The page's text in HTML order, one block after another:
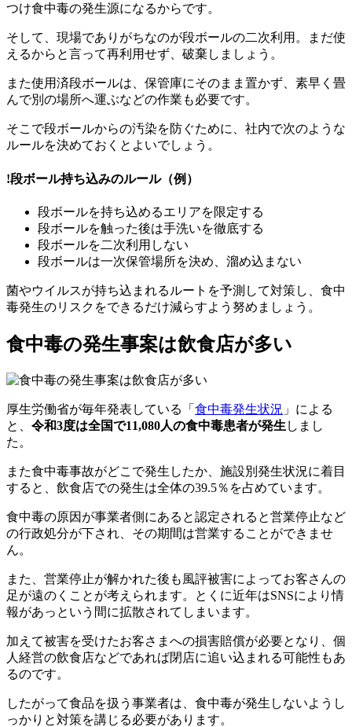
つけ食中毒の発生源になるからです。
そして、現場でありがちなのが段ボールの二次利用。
まだ使
えるからと言って再利用せず、破棄しましょう。
また使用済段ボールは、保管庫にそのまま置かず、素早く畳
んで別の場所へ運ぶなどの作業も必要です。
そこで段ボールからの汚染を防ぐために、社内で次のような
ルールを決めておくとよいでしょう。
!段ボール持ち込みのルール（例）
段ボールを持ち込めるエリアを限定する
段ボールを触った後は手洗いを徹底する
段ボールを二次利用しない
段ボールは一次保管場所を決め、溜め込まない
菌やウイルスが持ち込まれるルートを予測して対策し、食中
毒発生のリスクをできるだけ減らすよう努めましょう。
食中毒の発生事案は飲食店が多い
厚生労働省が毎年発表している「 食中毒発生状況 」による
と、 令和3度は全国で11,080人の食中毒患者が発生 しまし
た。
また食中毒事故がどこで発生したか、施設別発生状況に着目
すると、 飲食店での発生は全体の39.5％ を占めています。
食中毒の原因が事業者側にあると認定されると営業停止など
の行政処分が下され、その期間は営業することができませ
ん。
また、営業停止が解かれた後も風評被害によってお客さんの
足が遠のくことが考えられます。とくに近年はSNSにより情
報があっという間に拡散されてしまいます。
加えて被害を受けたお客さまへの損害賠償が必要となり、個
人経営の飲食店などであれば閉店に追い込まれる可能性もあ
るのです。
したがって食品を扱う事業者は、食中毒が発生しないようし
っかりと対策を講じる必要があります。